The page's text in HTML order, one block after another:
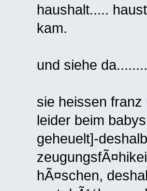
haushalt.....
kam.
und siehe
sie heissen franz
leider beim
geheuelt]-
hÃ¤schen,